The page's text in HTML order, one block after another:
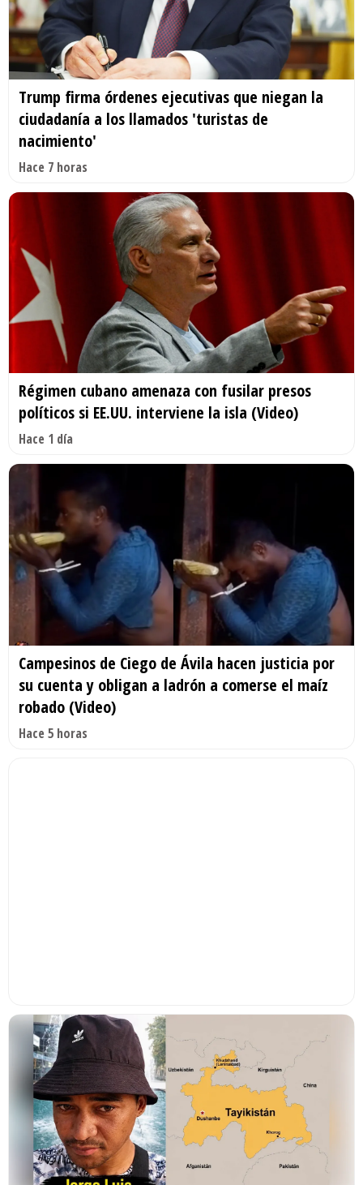
Trump firma órdenes ejecutivas que niegan la
ciudadanía a los llamados 'turistas de
nacimiento'
Hace 7 horas
Régimen cubano amenaza con fusilar presos
políticos si EE.UU. interviene la isla (Video)
Hace 1 día
Campesinos de Ciego de Ávila hacen justicia por
su cuenta y obligan a ladrón a comerse el maíz
robado (Video)
Hace 5 horas